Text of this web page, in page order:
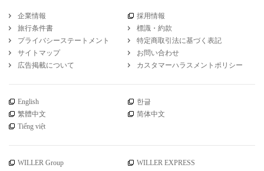
企業情報
採用情報
旅行条件書
標識・約款
プライバシーステートメント
特定商取引法に基づく表記
サイトマップ
お問い合わせ
広告掲載について
カスタマーハラスメントポリシー
English
한글
繁體中文
简体中文
Tiếng việt
WILLER Group
WILLER EXPRESS